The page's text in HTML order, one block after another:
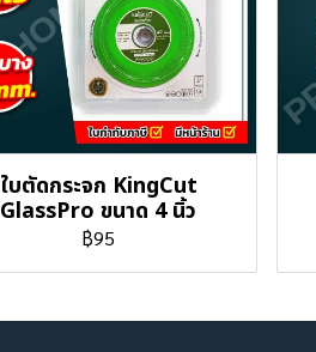
ใบตัดกระจก KingCut
GlassPro ขนาด 4 นิ้ว
฿95